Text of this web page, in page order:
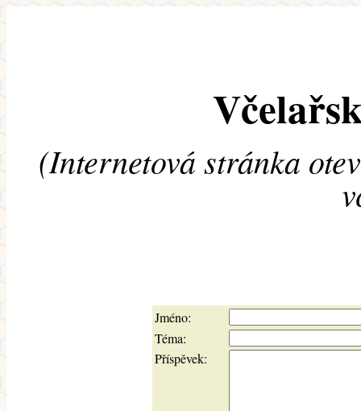
(Internetová stránka
Jméno:
Téma:
Příspěvek: